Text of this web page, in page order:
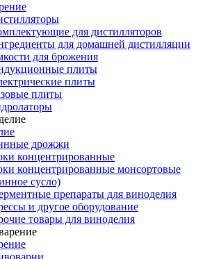
для дистилляторов
для домашней дистилляции
для брожения
плиты
плиты
плиты
дрожжи
концентрированные
концентрированные монсортовые
сусло)
препараты для виноделия
и другое оборудование
товары для виноделия